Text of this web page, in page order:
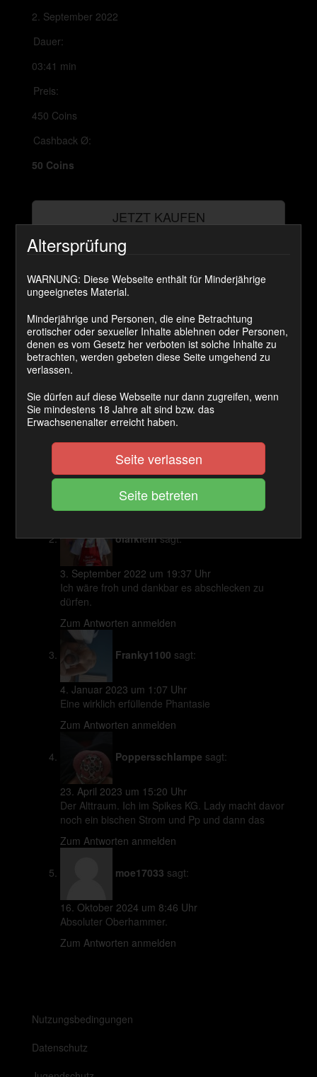
2. September 2022
Dauer:
03:41 min
Preis:
450 Coins
Cashback Ø:
50 Coins
JETZT KAUFEN
Sieh ganz genau hin wie die Lady ihren Mann schön
verwöhnen. Du darfst froh sein das du jetzt das Sperma
von mir lecken darfst!
Kategorie(n):Cuckold
Kommentare
ichmussgarnichts. sagt:
2. September 2022 um 11:40 Uhr
Es wird wohl ein Traum bleiben mit einer
dreckigen Sklavenzunge das Sperma von dieser
olafklein sagt:
3. September 2022 um 19:37 Uhr
Ich wäre froh und dankbar es abschlecken zu
dürfen.
Zum Antworten anmelden
Franky1100 sagt:
4. Januar 2023 um 1:07 Uhr
Eine wirklich erfüllende Phantasie
Zum Antworten anmelden
Poppersschlampe sagt:
23. April 2023 um 15:20 Uhr
Der Alttraum. Ich im Spikes KG. Lady macht davor
noch ein bischen Strom und Pp und dann das
Zum Antworten anmelden
moe17033 sagt:
16. Oktober 2024 um 8:46 Uhr
Absoluter Oberhammer.
Zum Antworten anmelden
Nutzungsbedingungen
Datenschutz
Altersprüfung
WARNUNG: Diese Webseite enthält für Minderjährige
ungeeignetes Material.
Minderjährige und Personen, die eine Betrachtung
erotischer oder sexueller Inhalte ablehnen oder Personen,
denen es vom Gesetz her verboten ist solche Inhalte zu
betrachten, werden gebeten diese Seite umgehend zu
verlassen.
Sie dürfen auf diese Webseite nur dann zugreifen, wenn
Sie mindestens 18 Jahre alt sind bzw. das
Erwachsenenalter erreicht haben.
Seite verlassen